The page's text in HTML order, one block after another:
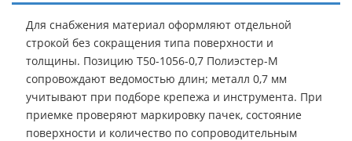
Для снабжения материал оформляют отдельной
строкой без сокращения типа поверхности и
толщины. Позицию Т50-1056-0,7 Полиэстер-М
сопровождают ведомостью длин; металл 0,7 мм
учитывают при подборе крепежа и инструмента. При
приемке проверяют маркировку пачек, состояние
поверхности и количество по сопроводительным